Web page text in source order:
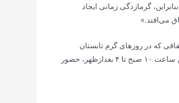
گرمازدگی زمانی ایجاد
می‌افتد.»
که در روز‌های گرم تابستان
می‌افتد)، کار کردن و ورزش در محیط باز و پر رطوبت، کم‌آبی، فقدان جریان هوا، قرار گرفتن در معرض نور خورشید – به‌ویژه در روز‌های گرم بین ساعت ۱۰ صبح تا ۴ بعدازظهر، حضور